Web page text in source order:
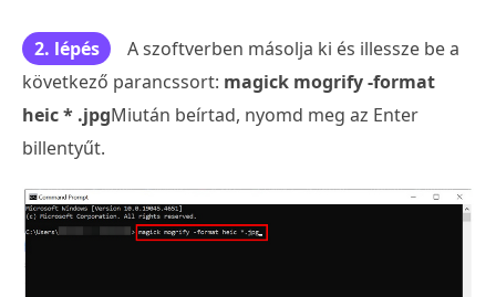
2. lépés
A szoftverben másolja ki és illessze be a
következő parancssort: magick mogrify -format
heic * .jpgMiután beírtad, nyomd meg az Enter
billentyűt.